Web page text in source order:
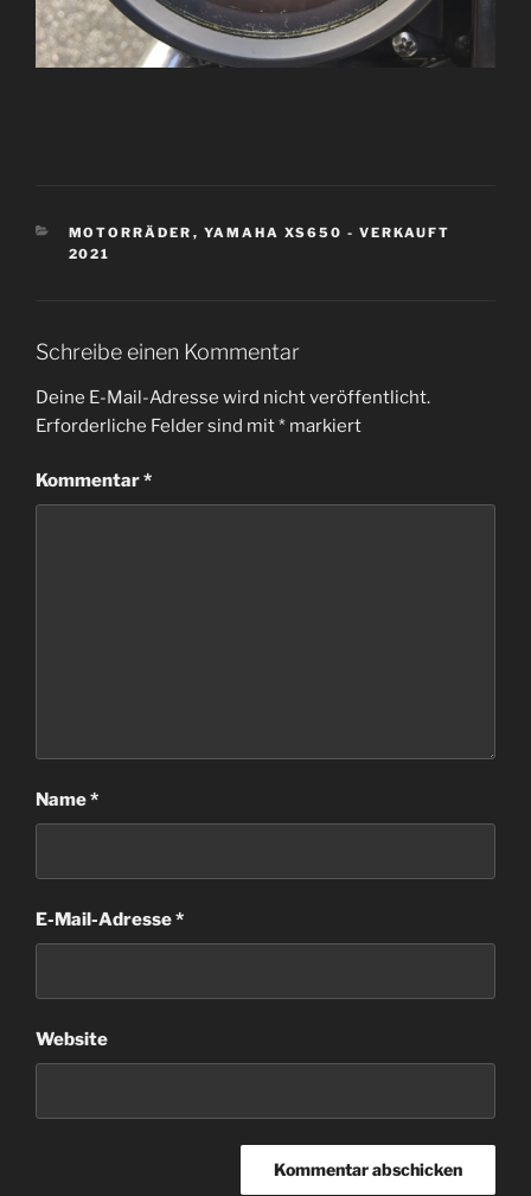
KATEGORIEN
MOTORRÄDER , YAMAHA XS650 - VERKAUFT
2021
Schreibe einen Kommentar
Deine E-Mail-Adresse wird nicht veröffentlicht.
Erforderliche Felder sind mit* markiert
Kommentar*
Name*
E-Mail-Adresse*
Website